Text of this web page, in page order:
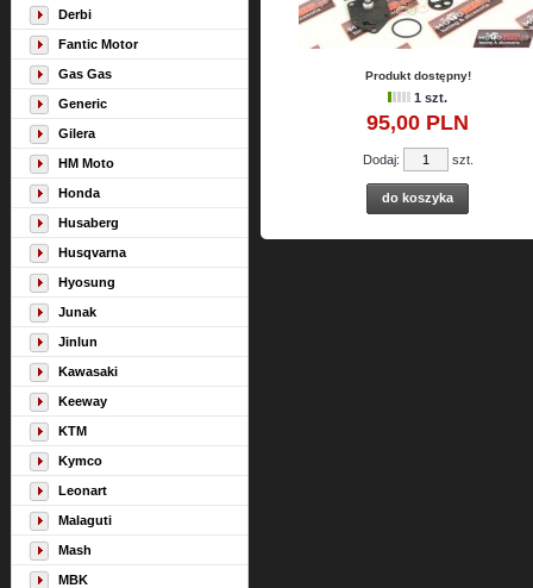
Derbi
Fantic Motor
Gas Gas
Generic
Gilera
HM Moto
Honda
Husaberg
Husqvarna
Hyosung
Junak
Jinlun
Kawasaki
Keeway
KTM
Kymco
Leonart
Malaguti
Mash
MBK
Produkt dostępny!
1 szt.
95,00 PLN
Dodaj: szt.
do koszyka